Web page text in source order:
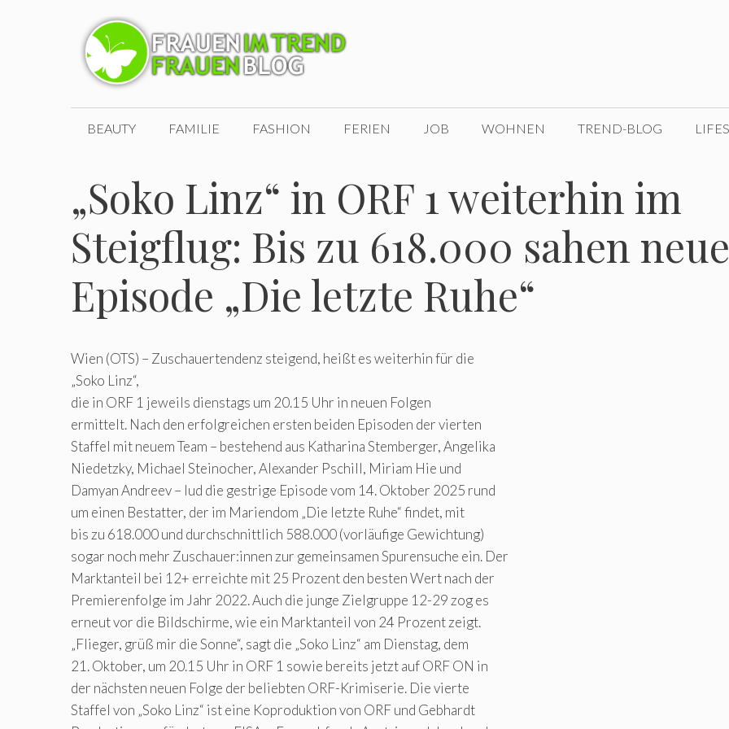
BEAUTY FAMILIE FASHION FERIEN JOB WOHNEN TREND-BLOG
„Soko Linz“ in ORF 1 weiterhin im
Steigflug: Bis zu 618.000 sahen neue
Episode „Die letzte Ruhe“
Wien (OTS) – Zuschauertendenz steigend, heißt es weiterhin für die
„Soko Linz“,
die in ORF 1 jeweils dienstags um 20.15 Uhr in neuen Folgen
ermittelt. Nach den erfolgreichen ersten beiden Episoden der vierten
Staffel mit neuem Team – bestehend aus Katharina Stemberger, Angelika
Niedetzky, Michael Steinocher, Alexander Pschill, Miriam Hie und
Damyan Andreev – lud die gestrige Episode vom 14. Oktober 2025 rund
um einen Bestatter, der im Mariendom „Die letzte Ruhe“ findet, mit
bis zu 618.000 und durchschnittlich 588.000 (vorläufige Gewichtung)
sogar noch mehr Zuschauer:innen zur gemeinsamen Spurensuche ein. Der
Marktanteil bei 12+ erreichte mit 25 Prozent den besten Wert nach der
Premierenfolge im Jahr 2022. Auch die junge Zielgruppe 12-29 zog es
erneut vor die Bildschirme, wie ein Marktanteil von 24 Prozent zeigt.
„Flieger, grüß mir die Sonne“, sagt die „Soko Linz“ am Dienstag, dem
21. Oktober, um 20.15 Uhr in ORF 1 sowie bereits jetzt auf ORF ON in
der nächsten neuen Folge der beliebten ORF-Krimiserie. Die vierte
Staffel von „Soko Linz“ ist eine Koproduktion von ORF und Gebhardt